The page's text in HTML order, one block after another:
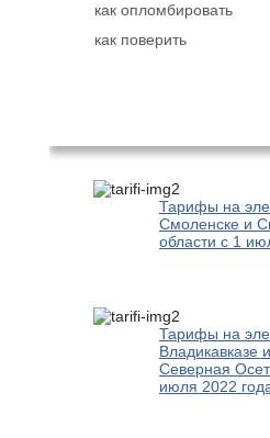
как опломбировать
как поверить
Тарифы на
Смоленске и
области с 1
Тарифы на
Владикавказе
Северная
июля 2022